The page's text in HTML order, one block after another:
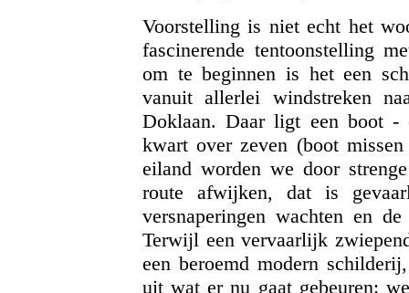
Voorstelling is niet echt het
fascinerende tentoonstelling
om te beginnen is het een
vanuit allerlei windstreken
Doklaan. Daar ligt een boot -
kwart over zeven (boot
eiland worden we door
route afwijken, dat is
versnaperingen wachten en
Terwijl een vervaarlijk
een beroemd modern
uit wat er nu gaat gebeuren: